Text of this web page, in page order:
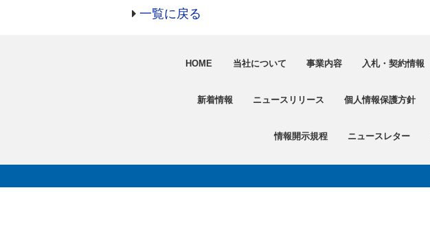
一覧に戻る
HOME 当社について 事業内容 入札・契約情報
新着情報 ニュースリリース 個人情報保護方針
情報開示規程 ニュースレター